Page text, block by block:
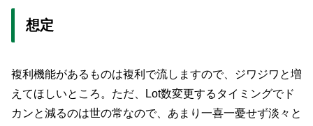
想定
複利機能があるものは複利で流しますので、ジワジワと増
えてほしいところ。ただ、Lot数変更するタイミングでド
カンと減るのは世の常なので、あまり一喜一憂せず淡々と